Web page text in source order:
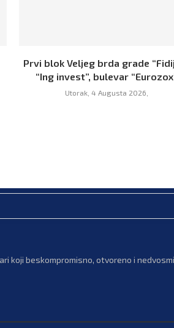
Prvi blok Veljeg brda grade
“Ing invest”, bulevar
Utorak, 4 Augusta 2026,
koji beskompromisno, otvoreno i